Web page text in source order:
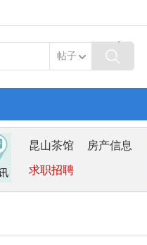
帖子
昆山茶馆 房产信息
求职招聘